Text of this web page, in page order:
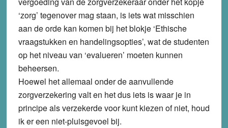
‘zorg’ tegenover mag staan, is iets wat misschien
aan de orde kan komen bij het blokje ‘Ethische
vraagstukken en handelingsopties’, wat de studenten
op het niveau van ‘evalueren’ moeten kunnen
beheersen.
Hoewel het allemaal onder de aanvullende
zorgverzekering valt en het dus iets is waar je in
principe als verzekerde voor kunt kiezen of niet, houd
ik er een niet-pluisgevoel bij.